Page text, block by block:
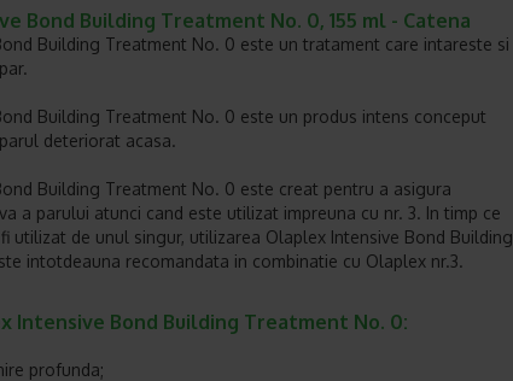
Bond Building Treatment No. 0, 155 ml - Catena
Building Treatment No. 0 este un tratament care intareste si
Building Treatment No. 0 este un produs intens conceput
deteriorat acasa.
Building Treatment No. 0 este creat pentru a asigura
a parului atunci cand este utilizat impreuna cu nr. 3. In timp ce
utilizat de unul singur, utilizarea Olaplex Intensive Bond Building
intotdeauna recomandata in combinatie cu Olaplex nr.3.
Intensive Bond Building Treatment No. 0:
profunda;